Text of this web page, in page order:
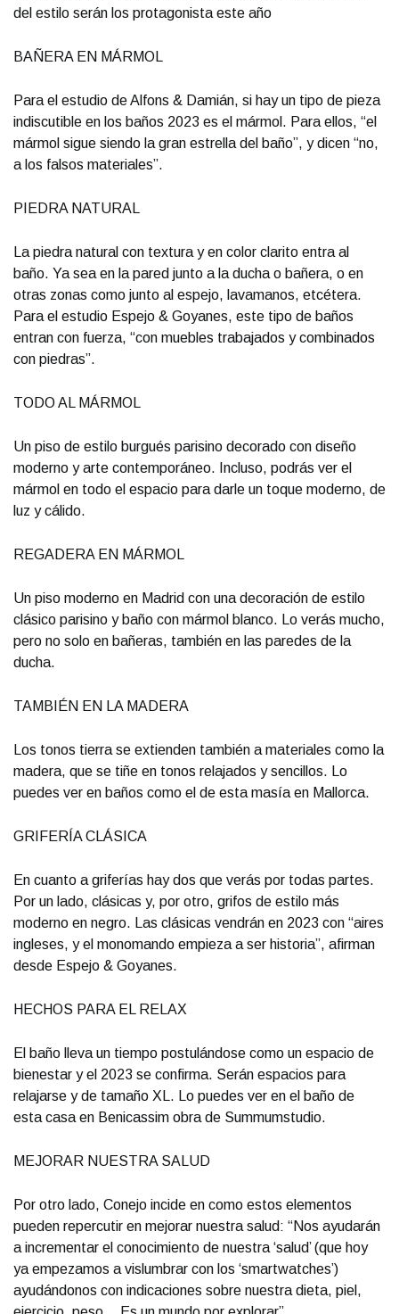
del estilo serán los protagonista este año
BAÑERA EN MÁRMOL
Para el estudio de Alfons & Damián, si hay un tipo de pieza
indiscutible en los baños 2023 es el mármol. Para ellos, “el
mármol sigue siendo la gran estrella del baño”, y dicen “no,
a los falsos materiales”.
PIEDRA NATURAL
La piedra natural con textura y en color clarito entra al
baño. Ya sea en la pared junto a la ducha o bañera, o en
otras zonas como junto al espejo, lavamanos, etcétera.
Para el estudio Espejo & Goyanes, este tipo de baños
entran con fuerza, “con muebles trabajados y combinados
con piedras”.
TODO AL MÁRMOL
Un piso de estilo burgués parisino decorado con diseño
moderno y arte contemporáneo. Incluso, podrás ver el
mármol en todo el espacio para darle un toque moderno, de
luz y cálido.
REGADERA EN MÁRMOL
Un piso moderno en Madrid con una decoración de estilo
clásico parisino y baño con mármol blanco. Lo verás mucho,
pero no solo en bañeras, también en las paredes de la
ducha.
TAMBIÉN EN LA MADERA
Los tonos tierra se extienden también a materiales como la
madera, que se tiñe en tonos relajados y sencillos. Lo
puedes ver en baños como el de esta masía en Mallorca.
GRIFERÍA CLÁSICA
En cuanto a griferías hay dos que verás por todas partes.
Por un lado, clásicas y, por otro, grifos de estilo más
moderno en negro. Las clásicas vendrán en 2023 con “aires
ingleses, y el monomando empieza a ser historia”, afirman
desde Espejo & Goyanes.
HECHOS PARA EL RELAX
El baño lleva un tiempo postulándose como un espacio de
bienestar y el 2023 se confirma. Serán espacios para
relajarse y de tamaño XL. Lo puedes ver en el baño de
esta casa en Benicassim obra de Summumstudio.
MEJORAR NUESTRA SALUD
Por otro lado, Conejo incide en como estos elementos
pueden repercutir en mejorar nuestra salud: “Nos ayudarán
a incrementar el conocimiento de nuestra ‘salud’ (que hoy
ya empezamos a vislumbrar con los ‘smartwatches’)
ayudándonos con indicaciones sobre nuestra dieta, piel,